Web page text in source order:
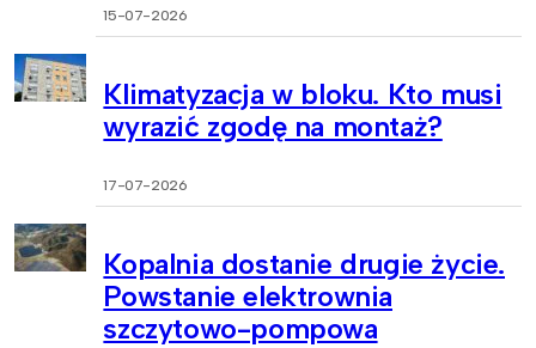
15-07-2026
Klimatyzacja w bloku. Kto musi
wyrazić zgodę na montaż?
17-07-2026
Kopalnia dostanie drugie życie.
Powstanie elektrownia
szczytowo-pompowa